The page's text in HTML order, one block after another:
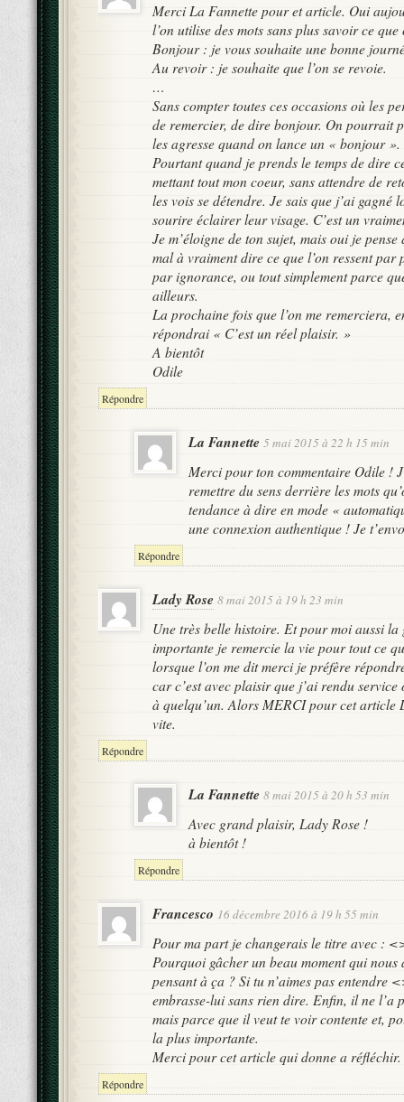
Merci La Fannette pour et article. Oui
l’on utilise des mots sans plus savoir ce
Bonjour : je vous souhaite une bonne
Au revoir : je souhaite que l’on se revoie.
…
Sans compter toutes ces occasions où les
de remercier, de dire bonjour. On pourrait
les agresse quand on lance un « bonjour ».
Pourtant quand je prends le temps de dire
mettant tout mon coeur, sans attendre de
les vois se détendre. Je sais que j’ai gagné
sourire éclairer leur visage. C’est un
Je m’éloigne de ton sujet, mais oui je
mal à vraiment dire ce que l’on ressent par
par ignorance, ou tout simplement parce
ailleurs.
La prochaine fois que l’on me remerciera,
répondrai « C’est un réel plaisir. »
A bientôt
Odile
Répondre
La Fannette 5 mai 2015 à 22 h 15 min
Merci pour ton commentaire Odile !
remettre du sens derrière les mots
tendance à dire en mode «
une connexion authentique ! Je
Répondre
Lady Rose 8 mai 2015 à 19 h 23 min
Une très belle histoire. Et pour moi aussi la
importante je remercie la vie pour tout ce
lorsque l’on me dit merci je préfère
car c’est avec plaisir que j’ai rendu
à quelqu’un. Alors MERCI pour cet article
vite.
Répondre
La Fannette 8 mai 2015 à 20 h 53 min
Avec grand plaisir, Lady Rose !
à bientôt !
Répondre
Francesco 16 décembre 2016 à 19 h 55 min
Pour ma part je changerais le titre avec :
Pourquoi gâcher un beau moment qui nous
pensant à ça ? Si tu n’aimes pas entendre
embrasse-lui sans rien dire. Enfin, il ne
mais parce que il veut te voir contente et,
la plus importante.
Merci pour cet article qui donne a réfléchir.
Répondre